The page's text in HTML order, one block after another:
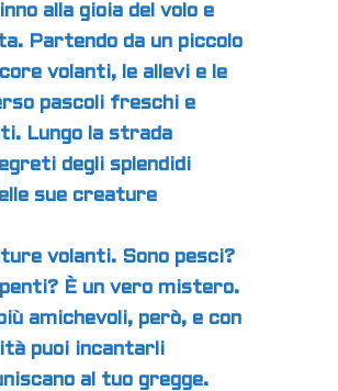
alla gioia del volo e
Partendo da un piccolo
volanti, le allevi e le
pascoli freschi e
Lungo la strada
degli splendidi
sue creature
volanti. Sono pesci?
È un vero mistero.
amichevoli, però, e con
puoi incantarli
al tuo gregge.